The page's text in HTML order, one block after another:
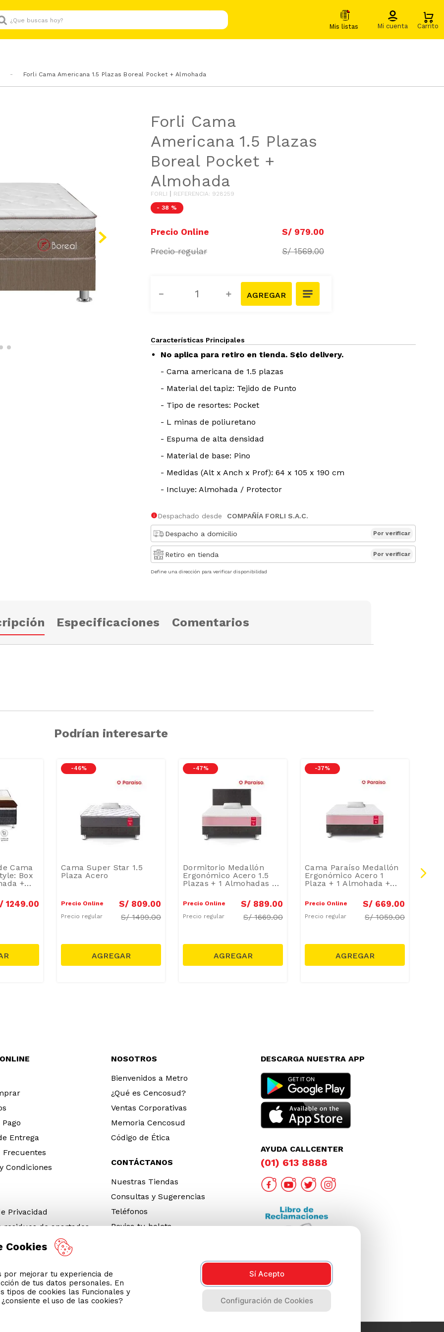
buscas hoy?
Forli Cama Americana 1.5 Plazas Boreal Pocket + Almohada
Forli Cama
Americana 1.5 Plazas
Boreal Pocket +
Almohada
FORLI REFERENCIA: 928259
- 38 %
S/ 979.00
S/ 1569.00
＋
－
Características Principales
No aplica para retiro en tienda. S¢lo delivery.
- Cama americana de 1.5 plazas
- Material del tapiz: Tejido de Punto
- Tipo de resortes: Pocket
- L minas de poliuretano
- Espuma de alta densidad
- Material de base: Pino
- Medidas (Alt x Anch x Prof): 64 x 105 x 190 cm
- Incluye: Almohada / Protector
Despachado desde COMPAÑÍA FORLI S.A.C.
Despacho a domicilio Por verificar
Retiro en tienda Por verificar
Define una dirección para verificar disponibilidad
Especificaciones Comentarios
Podrían interesarte
Cama
Box
+
1249.00
-46 %
Cama Super Star 1.5
Plaza Acero
Precio Online S/ 809.00
Precio regular S/1499.00
-47 %
Dormitorio Medallón
Ergonómico Acero 1.5
Plazas + 1 Almohadas +
Precio Online S/ 889.00
Precio regular S/1669.00
-37 %
Cama Paraíso Medallón
Ergonómico Acero 1
Plaza + 1 Almohada +
Precio Online S/ 669.00
Precio regular S/1059.00
Entrega
Frecuentes
Condiciones
Privacidad
residuos de apartados
Neumáticos Fuera de Uso
App
2026
NOSOTROS
Bienvenidos a Metro
¿Qué es Cencosud?
Ventas Corporativas
Memoria Cencosud
Código de Ética
CONTÁCTANOS
Nuestras Tiendas
Consultas y Sugerencias
Teléfonos
Revisa tu boleta
DESCARGA NUESTRA APP
AYUDA CALLCENTER
(01) 613 8888
Cookies
por mejorar tu experiencia de
de tus datos personales. En
tipos de cookies las Funcionales y
el uso de las cookies?
Sí Acepto
Configuración de Cookies